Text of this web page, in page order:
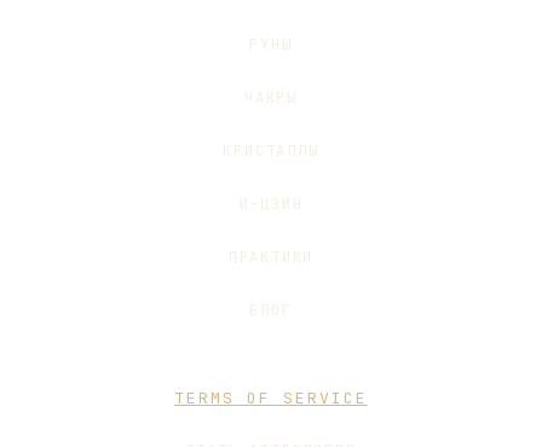
РУНЫ
ЧАКРЫ
КРИСТАЛЛЫ
И-ЦЗИН
ПРАКТИКИ
БЛОГ
TERMS OF SERVICE